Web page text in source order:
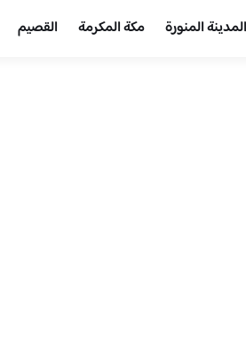
المدينة المنورة مكة المكرمة القصيم